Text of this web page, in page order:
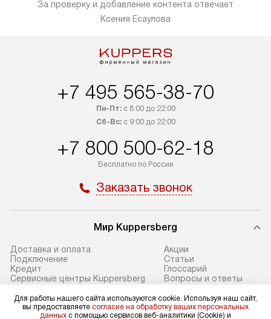
«в наличии» может быть отправлен
покупателю в течение трех дней.
и другие регионы осуществляется
через транспортную компанию.
компания бесплатно доставит ваш
заказ до представительства
транспортной компании в Москве.
доставки у менеджера при
оформлении заказа.
В оговоренный день служба
требуется перенос прибора
до двери квартиры или до места
установки, предварительно
согласуйте это с менеджером.
дополнительная плата. Обратите
за пределы
от категории
найти на нашем
нишу или на
по уровню, а
За проверку и добавление контента отвечает
Ксения Есаулова
+7 495 565-38-70
Пн-Пт:с 8:00 до 22:00
Сб-Вс:с 9:00 до 22:00
+7 800 500-62-18
Бесплатно по России
Заказать звонок
Мир Kuppersberg
Доставка и оплата
Подключение
Кредит
Сервисные центры Kuppersberg
Возврат и обмен
Акции
Cтатьи
Глоссарий
Вопросы и ответы
Сайты-партнеры
Для работы нашего сайта используются cookie. Используя наш сайт,
вы предоставляете согласие на обработку ваших персональных
данных с помощью сервисов веб-аналитики (Cookie) и